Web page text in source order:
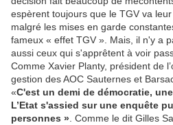
espèrent toujours que le TGV va
malgré les mises en garde
fameux « effet TGV ». Mais, il n'y a
aussi ceux qui s'apprêtent à voir
Comme Xavier Planty, président de
gestion des AOC Sauternes et
«C'est un demi de démocratie,
L’Etat s'assied sur une enquête
personnes » . Comme le dit Gilles